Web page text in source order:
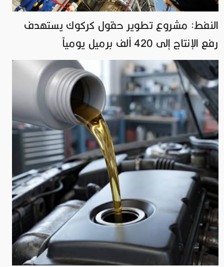
النفط: مشروع تطوير حقول كركوك يستهدف
رفع الإنتاج إلى 420 ألف برميل يومياً